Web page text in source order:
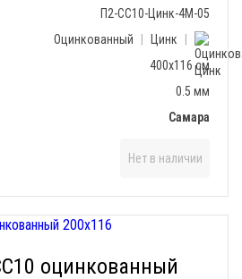
П2-СС10-Цинк-4М-05
Оцинкованный Цинк
400х116 см
0.5 мм
Самара
Нет в наличии
оцинкованный